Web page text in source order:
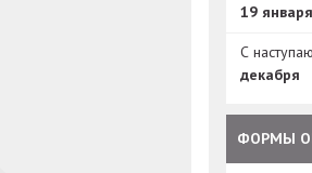
19 января
С
декабря
ФОРМЫ